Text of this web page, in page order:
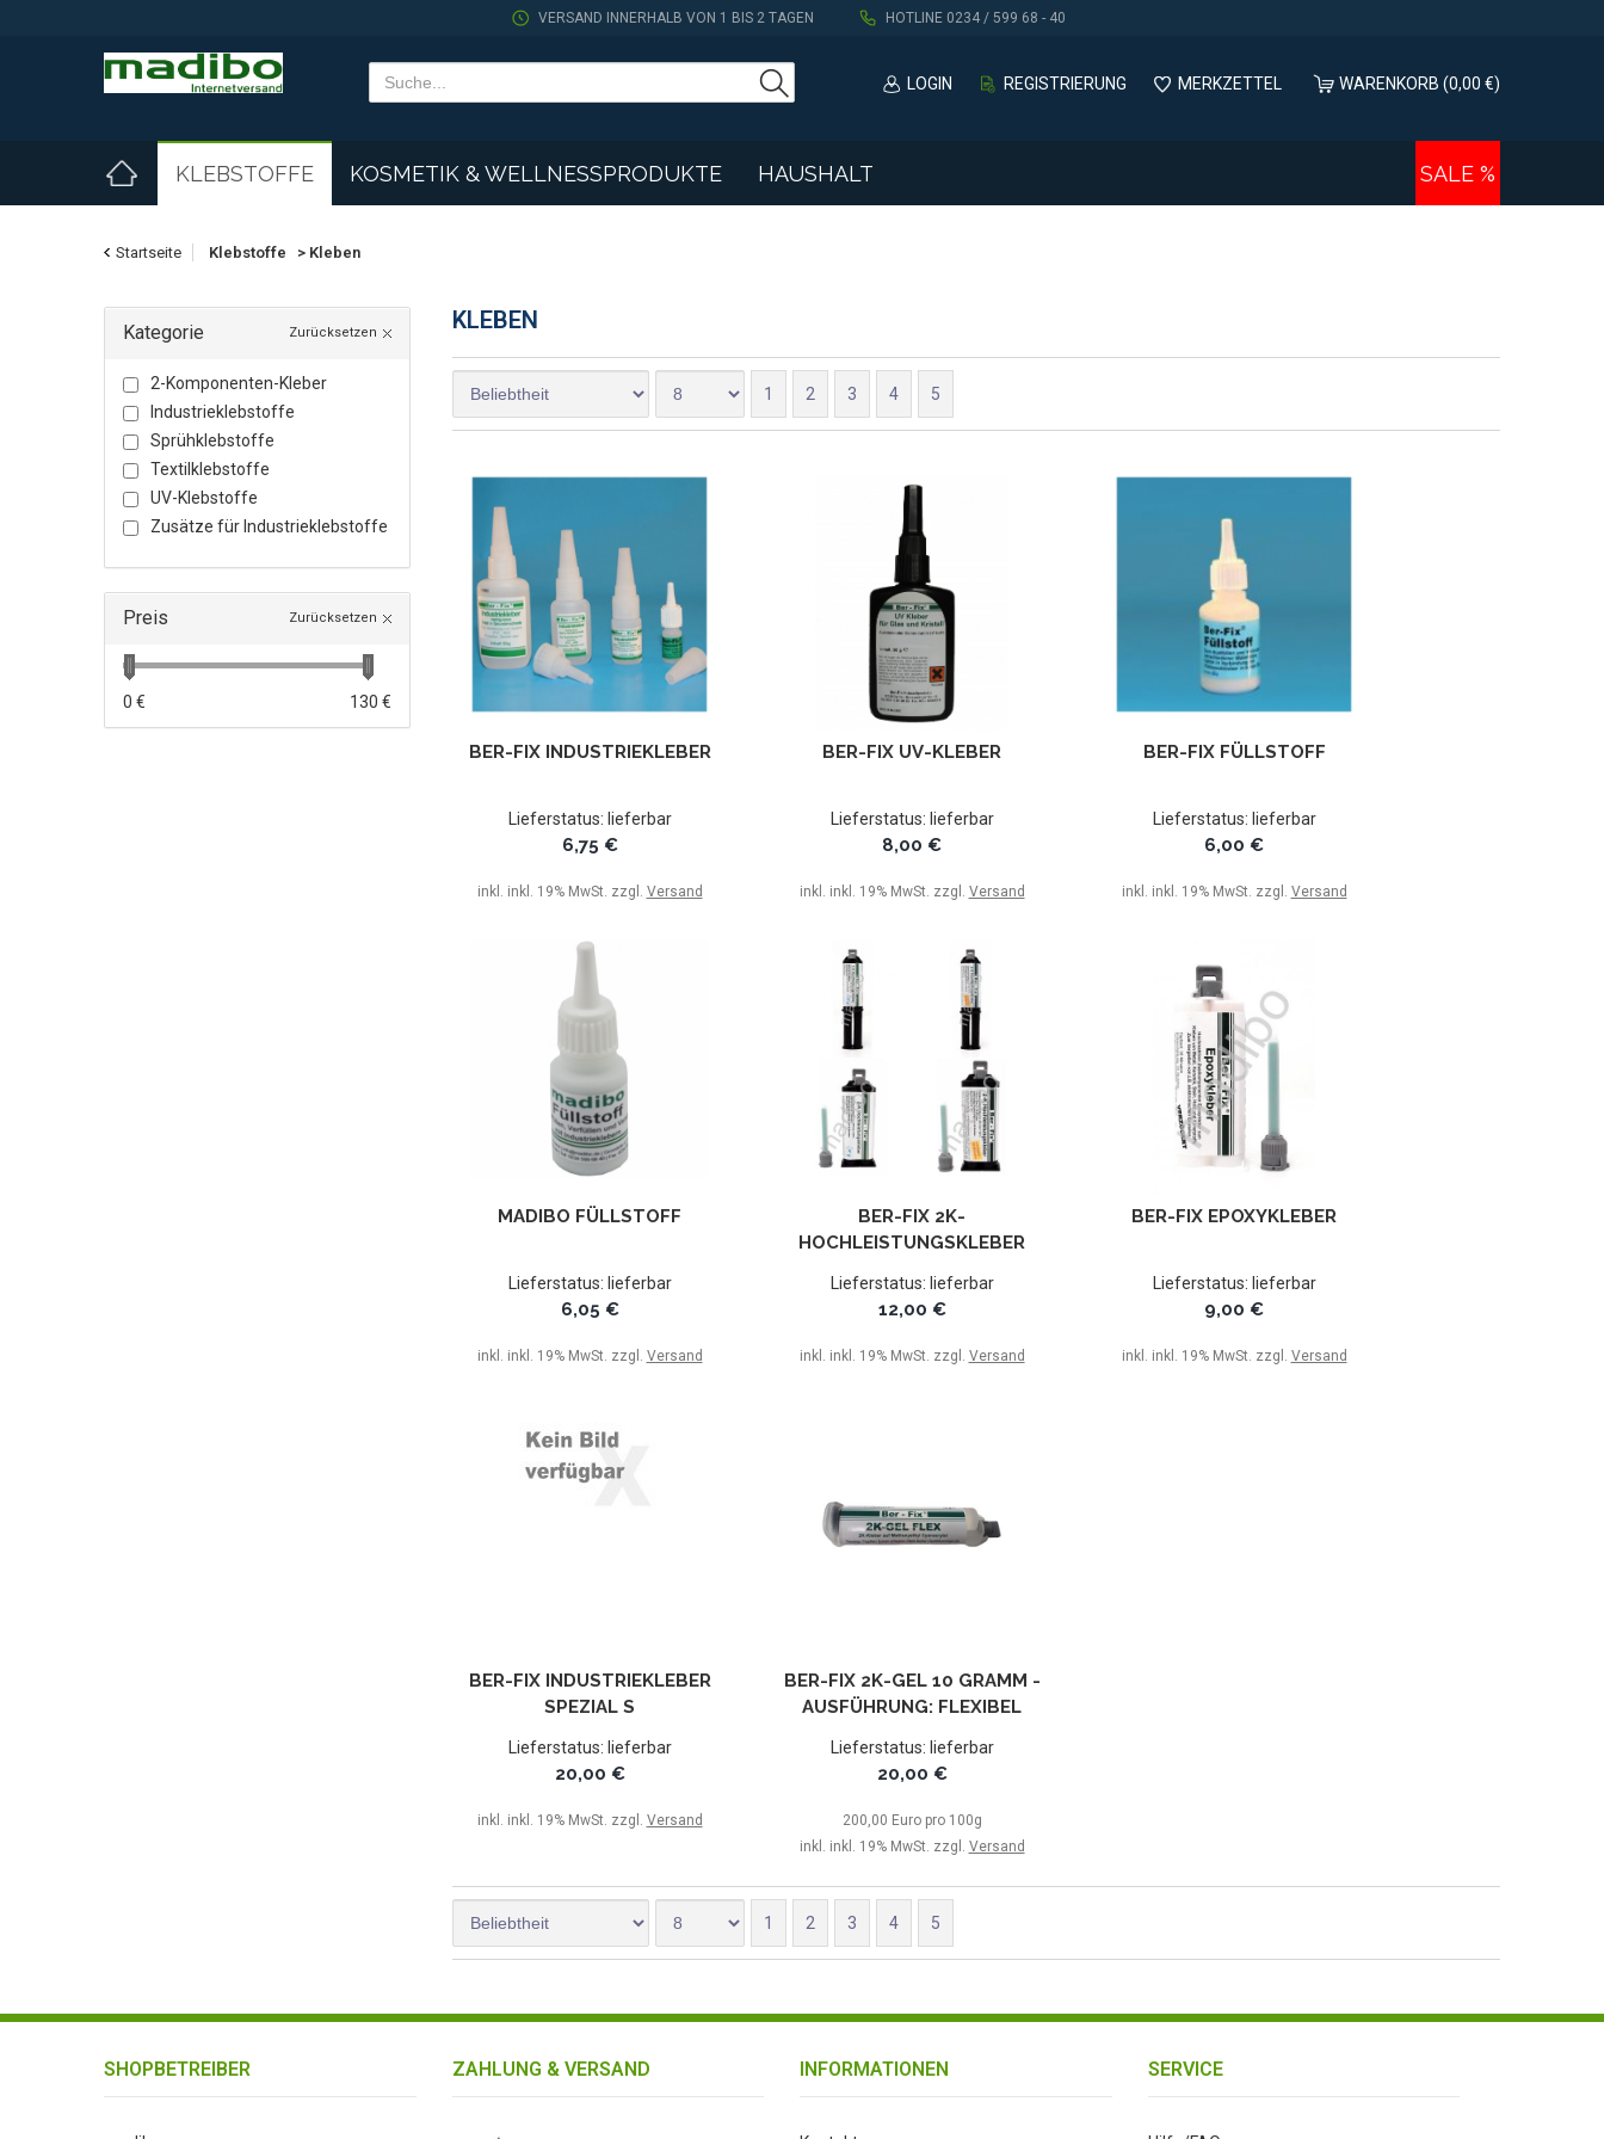
VERSAND INNERHALB VON 1 BIS 2 TAGEN HOTLINE 0234 / 599 68 - 40
LOGIN REGISTRIERUNG MERKZETTEL WARENKORB (0,00 €)
KLEBSTOFFE KOSMETIK & WELLNESSPRODUKTE HAUSHALT SALE %
Startseite Klebstoffe > Kleben
Kategorie Zurücksetzen
2-Komponenten-Kleber
Industrieklebstoffe
Sprühklebstoffe
Textilklebstoffe
UV-Klebstoffe
Zusätze für Industrieklebstoffe
Preis Zurücksetzen
0 € 130 €
KLEBEN
1 2 3 4 5
BER-FIX INDUSTRIEKLEBER
Lieferstatus: lieferbar
6,75 €
inkl. inkl. 19% MwSt. zzgl. Versand
BER-FIX UV-KLEBER
Lieferstatus: lieferbar
8,00 €
inkl. inkl. 19% MwSt. zzgl. Versand
BER-FIX FÜLLSTOFF
Lieferstatus: lieferbar
6,00 €
inkl. inkl. 19% MwSt. zzgl. Versand
MADIBO FÜLLSTOFF
Lieferstatus: lieferbar
6,05 €
inkl. inkl. 19% MwSt. zzgl. Versand
BER-FIX 2K-
HOCHLEISTUNGSKLEBER
Lieferstatus: lieferbar
12,00 €
inkl. inkl. 19% MwSt. zzgl. Versand
BER-FIX EPOXYKLEBER
Lieferstatus: lieferbar
9,00 €
inkl. inkl. 19% MwSt. zzgl. Versand
BER-FIX INDUSTRIEKLEBER
SPEZIAL S
Lieferstatus: lieferbar
20,00 €
inkl. inkl. 19% MwSt. zzgl. Versand
BER-FIX 2K-GEL 10 GRAMM -
AUSFÜHRUNG: FLEXIBEL
Lieferstatus: lieferbar
20,00 €
200,00 Euro pro 100g
inkl. inkl. 19% MwSt. zzgl. Versand
1 2 3 4 5
SHOPBETREIBER ZAHLUNG & VERSAND INFORMATIONEN SERVICE